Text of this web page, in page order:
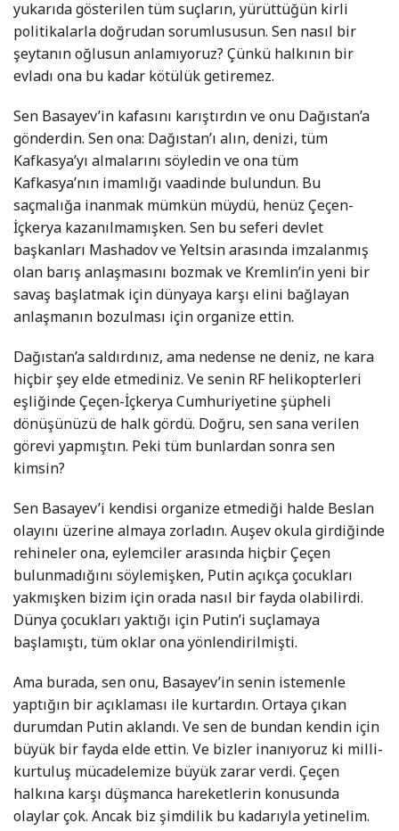
yukarıda gösterilen tüm suçların, yürüttüğün kirli
politikalarla doğrudan sorumlususun. Sen nasıl bir
şeytanın oğlusun anlamıyoruz? Çünkü halkının bir
evladı ona bu kadar kötülük getiremez.
Sen Basayev’in kafasını karıştırdın ve onu Dağıstan’a
gönderdin. Sen ona: Dağıstan’ı alın, denizi, tüm
Kafkasya’yı almalarını söyledin ve ona tüm
Kafkasya’nın imamlığı vaadinde bulundun. Bu
saçmalığa inanmak mümkün müydü, henüz Çeçen-
İçkerya kazanılmamışken. Sen bu seferi devlet
başkanları Mashadov ve Yeltsin arasında imzalanmış
olan barış anlaşmasını bozmak ve Kremlin’in yeni bir
savaş başlatmak için dünyaya karşı elini bağlayan
anlaşmanın bozulması için organize ettin.
Dağıstan’a saldırdınız, ama nedense ne deniz, ne kara
hiçbir şey elde etmediniz. Ve senin RF helikopterleri
eşliğinde Çeçen-İçkerya Cumhuriyetine şüpheli
dönüşünüzü de halk gördü. Doğru, sen sana verilen
görevi yapmıştın. Peki tüm bunlardan sonra sen
kimsin?
Sen Basayev’i kendisi organize etmediği halde Beslan
olayını üzerine almaya zorladın. Auşev okula girdiğinde
rehineler ona, eylemciler arasında hiçbir Çeçen
bulunmadığını söylemişken, Putin açıkça çocukları
yakmışken bizim için orada nasıl bir fayda olabilirdi.
Dünya çocukları yaktığı için Putin’i suçlamaya
başlamıştı, tüm oklar ona yönlendirilmişti.
Ama burada, sen onu, Basayev’in senin istemenle
yaptığın bir açıklaması ile kurtardın. Ortaya çıkan
durumdan Putin aklandı. Ve sen de bundan kendin için
büyük bir fayda elde ettin. Ve bizler inanıyoruz ki milli-
kurtuluş mücadelemize büyük zarar verdi. Çeçen
halkına karşı düşmanca hareketlerin konusunda
olaylar çok. Ancak biz şimdilik bu kadarıyla yetinelim.